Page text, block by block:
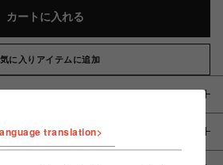
カートに入れる
に入りアイテムに追加
translation>